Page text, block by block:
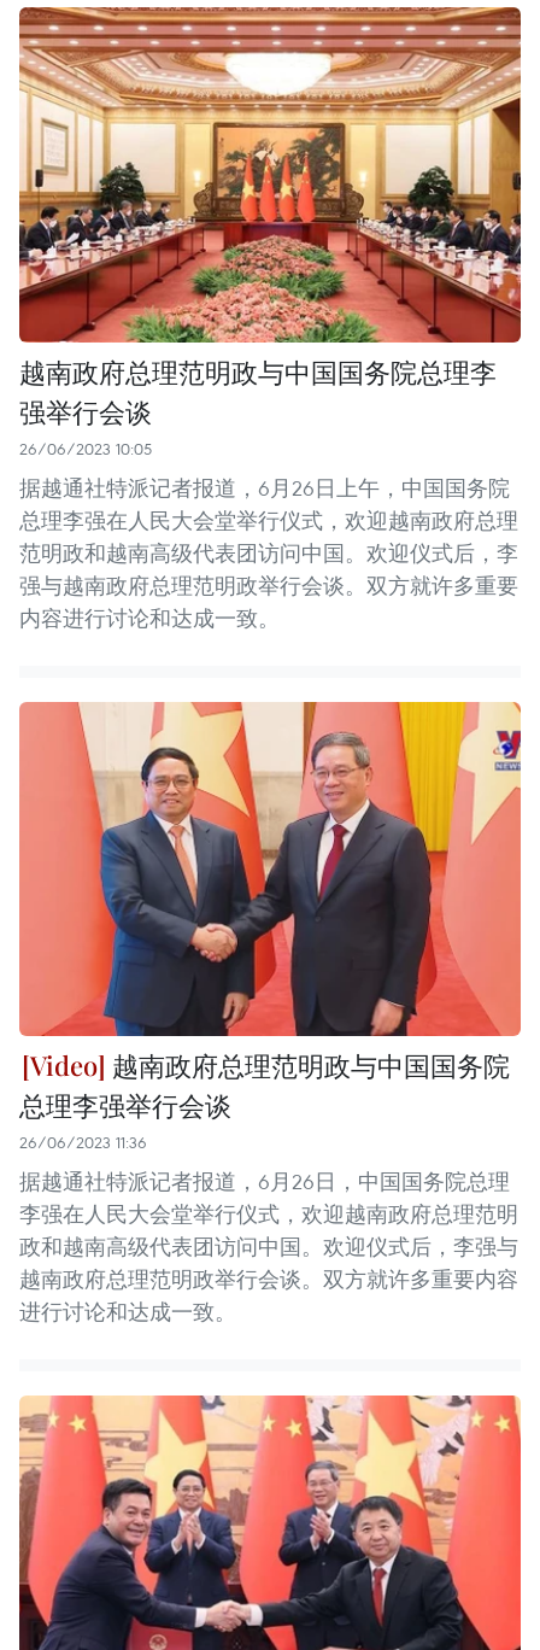
越南政府总理范明政与中国国务院总理李
强举行会谈
26/06/2023 10:05
据越通社特派记者报道，6月26日上午，中国国务院
总理李强在人民大会堂举行仪式，欢迎越南政府总理
范明政和越南高级代表团访问中国。欢迎仪式后，李
强与越南政府总理范明政举行会谈。双方就许多重要
内容进行讨论和达成一致。
越南政府总理范明政与中国国务院
总理李强举行会谈
26/06/2023 11:36
据越通社特派记者报道，6月26日，中国国务院总理
李强在人民大会堂举行仪式，欢迎越南政府总理范明
政和越南高级代表团访问中国。欢迎仪式后，李强与
越南政府总理范明政举行会谈。双方就许多重要内容
进行讨论和达成一致。